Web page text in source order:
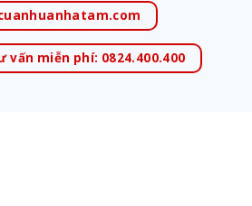
vấn miễn phí: 0824.400.400